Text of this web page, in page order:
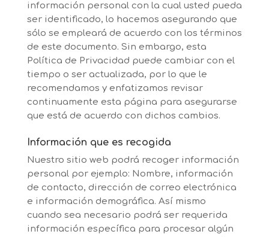
información personal con la cual usted pueda
ser identificado, lo hacemos asegurando que
sólo se empleará de acuerdo con los términos
de este documento. Sin embargo, esta
Política de Privacidad puede cambiar con el
tiempo o ser actualizada, por lo que le
recomendamos y enfatizamos revisar
continuamente esta página para asegurarse
que está de acuerdo con dichos cambios.
Información que es recogida
Nuestro sitio web podrá recoger información
personal por ejemplo: Nombre, información
de contacto, dirección de correo electrónica
e información demográfica. Así mismo
cuando sea necesario podrá ser requerida
información específica para procesar algún